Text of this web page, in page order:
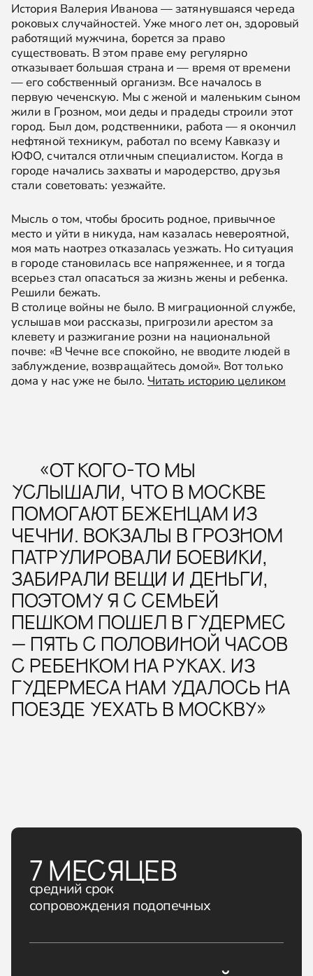
История Валерия Иванова — затянувшаяся череда
роковых случайностей. Уже много лет он, здоровый
работящий мужчина, борется за право
существовать. В этом праве ему регулярно
отказывает большая страна и — время от времени
— его собственный организм. Все началось в
первую чеченскую. Мы с женой и маленьким сыном
жили в Грозном, мои деды и прадеды строили этот
город. Был дом, родственники, работа — я окончил
нефтяной техникум, работал по всему Кавказу и
ЮФО, считался отличным специалистом. Когда в
городе начались захваты и мародерство, друзья
стали советовать: уезжайте.
«ОТ КОГО-ТО МЫ
УСЛЫШАЛИ, ЧТО В МОСКВЕ
ПОМОГАЮТ БЕЖЕНЦАМ ИЗ
ЧЕЧНИ. ВОКЗАЛЫ В ГРОЗНОМ
ПАТРУЛИРОВАЛИ БОЕВИКИ,
ЗАБИРАЛИ ВЕЩИ И ДЕНЬГИ,
ПОЭТОМУ Я С СЕМЬЕЙ
ПЕШКОМ ПОШЕЛ В ГУДЕРМЕС
— ПЯТЬ С ПОЛОВИНОЙ ЧАСОВ
С РЕБЕНКОМ НА РУКАХ. ИЗ
ГУДЕРМЕСА НАМ УДАЛОСЬ НА
ПОЕЗДЕ УЕХАТЬ В МОСКВУ»
Мысль о том, чтобы бросить родное, привычное
место и уйти в никуда, нам казалась невероятной,
моя мать наотрез отказалась уезжать. Но ситуация
в городе становилась все напряженнее, и я тогда
всерьез стал опасаться за жизнь жены и ребенка.
Решили бежать.
В столице войны не было. В миграционной службе,
услышав мои рассказы, пригрозили арестом за
клевету и разжигание розни на национальной
почве: «В Чечне все спокойно, не вводите людей в
заблуждение, возвращайтесь домой». Вот только
дома у нас уже не было. Читать историю целиком
7 МЕСЯЦЕВ
средний срок
сопровождения подопечных